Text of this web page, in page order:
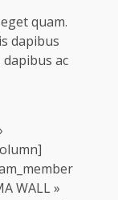
quam.
dapibus
ac
WALL »